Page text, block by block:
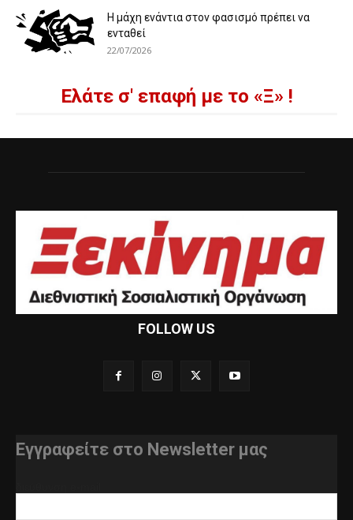
Η μάχη ενάντια στον φασισμό πρέπει να
ενταθεί
22/07/2026
Ελάτε σ' επαφή με το «Ξ» !
FOLLOW US
Εγγραφείτε στο Newsletter μας